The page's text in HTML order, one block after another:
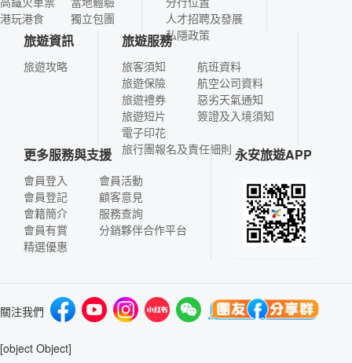
港玩港食
獨立包團
人才招聘及發展
私隱政策
旅遊資訊
旅遊攻略
旅遊服務
旅客須知
旅遊保險
旅遊禮券
旅遊短片
電子印花
航班資料
航空公司資料
惡劣天氣通知
簽證及入境須知
旅行團報名及責任細則
更多服務與支援
會員登入
會員登記
會籍簡介
會員有賞
精選優惠
會員活動
顧客意見
服務查詢
分銷夥伴合作平台
永安旅遊APP
關注我們
[object Object]